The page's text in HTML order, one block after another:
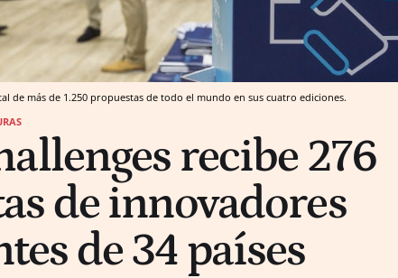
de más de 1.250 propuestas de todo el mundo en sus cuatro ediciones.
recibe 276
de innovadores
de 34 países